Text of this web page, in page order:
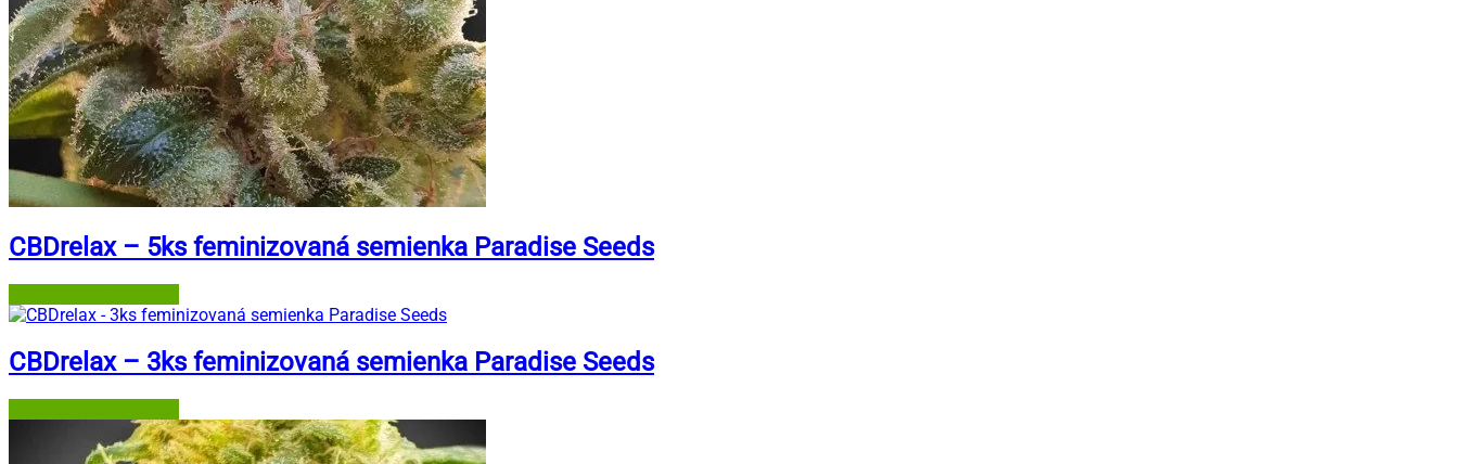
CBDrelax – 5ks feminizovaná semienka Paradise Seeds
CBDrelax – 3ks feminizovaná semienka Paradise Seeds